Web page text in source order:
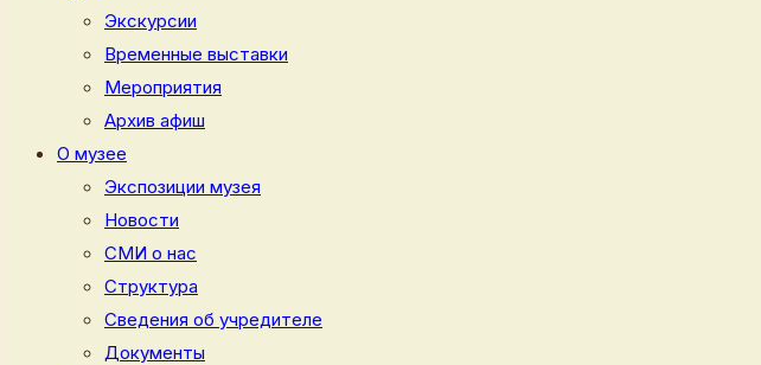
ВЕБ-
Экскурсии
Временные выставки
Мероприятия
Архив афиш
О музее
Экспозиции музея
Новости
СМИ о нас
Структура
Сведения об учредителе
Документы